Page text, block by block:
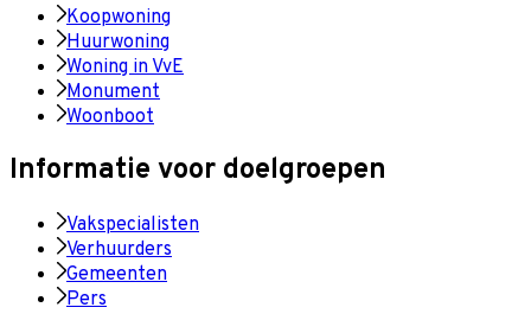
Koopwoning
Huurwoning
Woning in VvE
Monument
Woonboot
Informatie voor doelgroepen
Vakspecialisten
Verhuurders
Gemeenten
Pers